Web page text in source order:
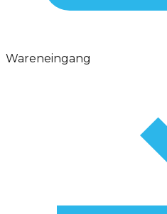
Wareneingang